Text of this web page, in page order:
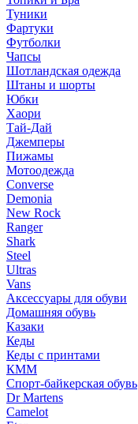
Туники
Фартуки
Футболки
Чапсы
Шотландская одежда
Штаны и шорты
Юбки
Хаори
Тай-Дай
Джемперы
Пижамы
Мотоодежда
Converse
Demonia
New Rock
Ranger
Shark
Steel
Ultras
Vans
Аксессуары для обуви
Домашняя обувь
Казаки
Кеды
Кеды с принтами
КММ
Спорт-байкерская обувь
Dr Martens
Camelot